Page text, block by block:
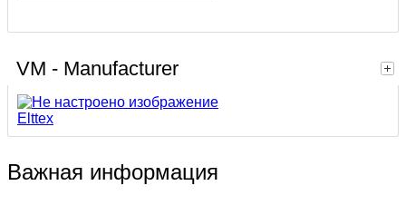
VM - Manufacturer
Elttex
Важная информация